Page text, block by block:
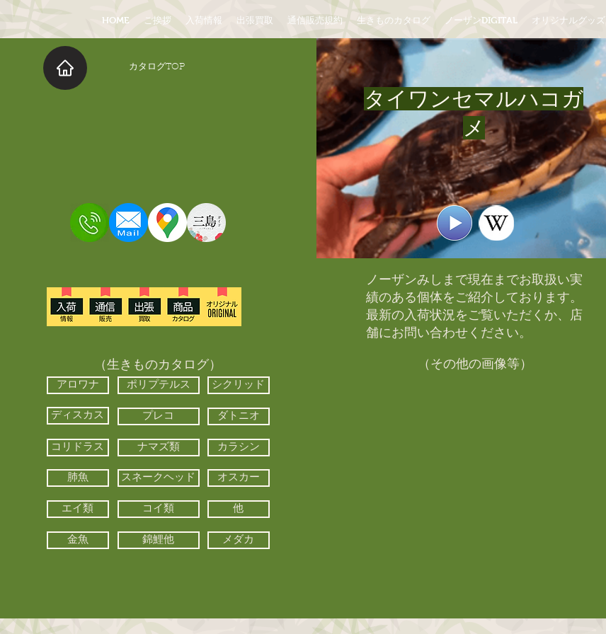
HOME ご挨拶 入荷情報 出張買取 通信販売規約 生きものカタログ ノーザンDIGITAL オリジナルグッズ
​カタログTOP
タイワンセマルハコガ
メ
（生きものカタログ）
アロワナ ポリプテルス シクリッド
ディスカス プレコ ダトニオ
コリドラス ナマズ類 カラシン
肺魚 スネークヘッド オスカー
エイ類 コイ類 他
金魚 錦鯉他 メダカ
ノーザンみしまで現在までお取扱い実
績のある個体をご紹介しております。​
最新の入荷状況をご覧いただくか、店
舗にお問い合わせください。​
（その他の画像等）